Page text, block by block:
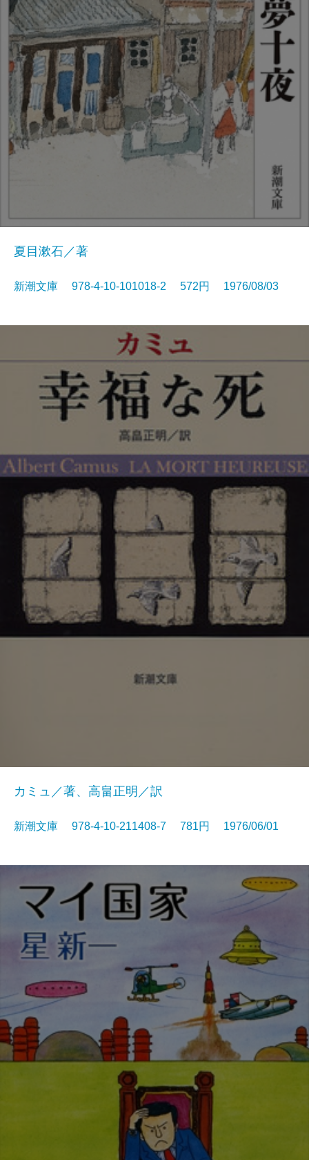
夏目漱石／著
新潮文庫 978-4-10-101018-2 572円 1976/08/03
カミュ／著、高畠正明／訳
新潮文庫 978-4-10-211408-7 781円 1976/06/01